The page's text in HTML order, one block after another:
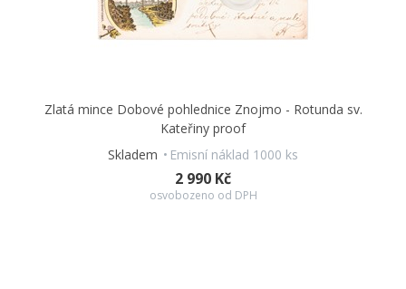
Zlatá mince Dobové pohlednice Znojmo - Rotunda sv.
Kateřiny proof
Skladem
Emisní náklad 1000 ks
2 990 Kč
osvobozeno od DPH